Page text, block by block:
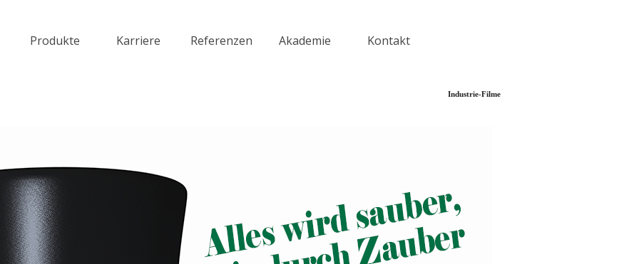
Menü überspringen
▼
Produkte ▼
Karriere Referenzen ▼
Akademie ▼
Kontakt
Industrie-Filme